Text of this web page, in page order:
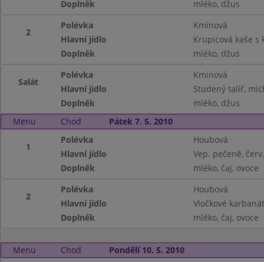
Doplněk
mléko, džus
2
Polévka
Kmínová
Hlavní jídlo
Krupicová kaše s
Doplněk
mléko, džus
Salát
Polévka
Kmínová
Hlavní jídlo
Studený talíř,
Doplněk
mléko, džus
Menu
Chod Pátek 7. 5. 2010
1
Polévka
Houbová
Hlavní jídlo
Vep. pečeně,
Doplněk
mléko, čaj, ovoce
2
Polévka
Houbová
Hlavní jídlo
Vločkové
Doplněk
mléko, čaj, ovoce
Menu Chod Pondělí 10. 5. 2010